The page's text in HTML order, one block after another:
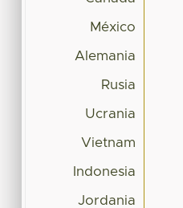
México
Alemania
Rusia
Ucrania
Vietnam
Indonesia
Jordania